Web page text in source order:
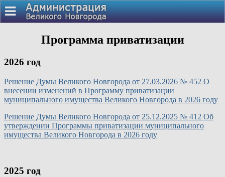
Программа приватизации
2026 год
Решение Думы Великого Новгорода от 27.03.2026 № 452 О
внесении изменений в Программу приватизации
муниципального имущества Великого Новгорода в 2026 году
Решение Думы Великого Новгорода от 25.12.2025 № 412 Об
утверждении Программы приватизации муниципального
имущества Великого Новгорода в 2026 году
2025 год